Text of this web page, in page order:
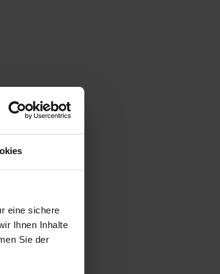
eine sichere
Ihnen Inhalte
Sie der